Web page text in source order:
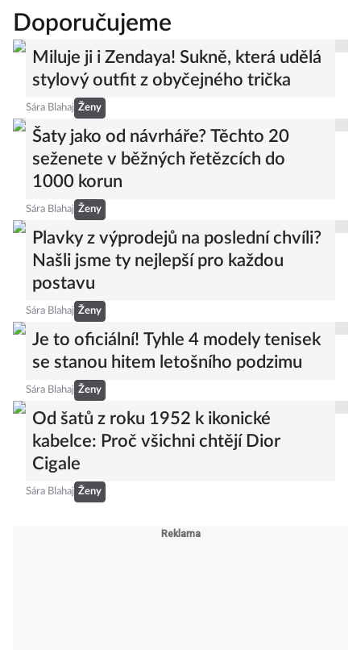
Doporučujeme
Miluje ji i Zendaya! Sukně, která udělá
stylový outfit z obyčejného trička
Sára Blahaj Ženy
Šaty jako od návrháře? Těchto 20
seženete v běžných řetězcích do
1000 korun
Sára Blahaj Ženy
Plavky z výprodejů na poslední chvíli?
Našli jsme ty nejlepší pro každou
postavu
Sára Blahaj Ženy
Je to oficiální! Tyhle 4 modely tenisek
se stanou hitem letošního podzimu
Sára Blahaj Ženy
Od šatů z roku 1952 k ikonické
kabelce: Proč všichni chtějí Dior
Cigale
Sára Blahaj Ženy